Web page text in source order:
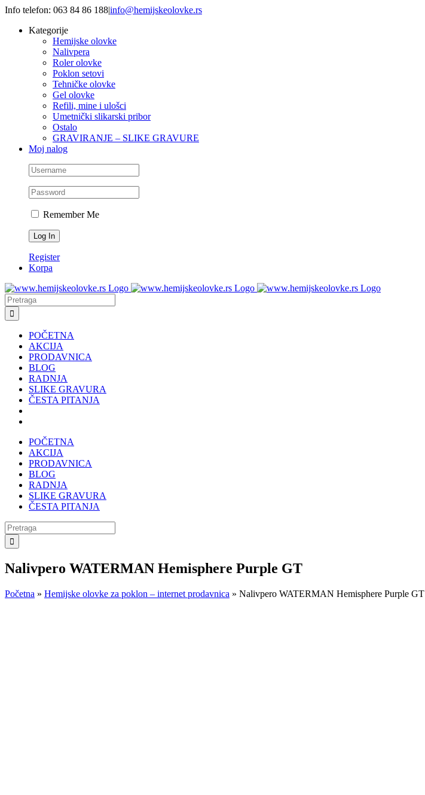
Skip
content
Info telefon: 063 84 86 188|info@hemijskeolovke.rs
Kategorije
Hemijske olovke
Nalivpera
Roler olovke
Poklon setovi
Tehničke olovke
Gel olovke
Refili, mine i ulošci
Umetnički slikarski pribor
Ostalo
GRAVIRANJE – SLIKE GRAVURE
Moj nalog
Remember Me
Register
Korpa
Search
for:
POČETNA
AKCIJA
PRODAVNICA
BLOG
RADNJA
SLIKE GRAVURA
ČESTA PITANJA
POČETNA
AKCIJA
PRODAVNICA
BLOG
RADNJA
SLIKE GRAVURA
ČESTA PITANJA
Search
for:
Nalivpero WATERMAN Hemisphere Purple GT
Početna » Hemijske olovke za poklon – internet prodavnica » Nalivpero WATERMAN Hemisphere Purple GT